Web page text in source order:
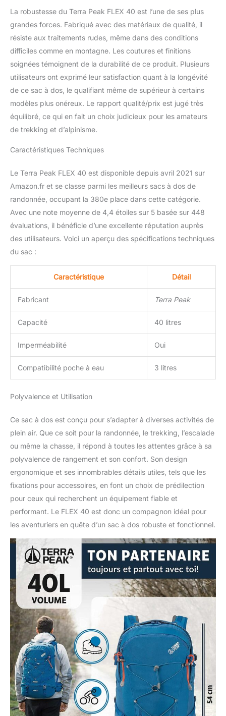
donc aussi pour l'école,
est possible d'y fixer des
bouteilles d'eau, des
bâtons de randonnée, un
casque de vélo, une
lampe de vélo, des
matelas de sol ou des
vestes. En cas de pluie,
le sac à dos est protégé
par un matériau
compartiment principal
spacieux avec ouverture
frontale et avec une
ouverture zippée sur un
large périmètre pour
faciliter le chargement et
la préparation du
principal peut être divisé.
On peut choisir entre un
compartiments. Un
pour les petits objets .
Notre sac à dos peut être
utilisé comme: sac à dos,
ski, trekking et vélo.
START-UP FEELING :
Conçu et développé en
proposer des produits
parfaits et d'excellente
qualité pour tes
prochaines aventures en
plein air, afin que tu
puisses profiter de
toutes tes randonnées
avec beaucoup de plaisir
et de joie.
La robustesse du Terra Peak FLEX 40 est l’une de ses plus
grandes forces. Fabriqué avec des matériaux de qualité, il
résiste aux traitements rudes, même dans des conditions
difficiles comme en montagne. Les coutures et finitions
soignées témoignent de la durabilité de ce produit. Plusieurs
utilisateurs ont exprimé leur satisfaction quant à la longévité
de ce sac à dos, le qualifiant même de supérieur à certains
modèles plus onéreux. Le rapport qualité/prix est jugé très
équilibré, ce qui en fait un choix judicieux pour les amateurs
de trekking et d’alpinisme.
Caractéristiques Techniques
Le Terra Peak FLEX 40 est disponible depuis avril 2021 sur
Amazon.fr et se classe parmi les meilleurs sacs à dos de
randonnée, occupant la 380e place dans cette catégorie.
Avec une note moyenne de 4,4 étoiles sur 5 basée sur 448
évaluations, il bénéficie d’une excellente réputation auprès
des utilisateurs. Voici un aperçu des spécifications techniques
du sac :
Caractéristique Détail
Fabricant Terra Peak
Capacité 40 litres
Imperméabilité Oui
Compatibilité poche à eau 3 litres
Polyvalence et Utilisation
Ce sac à dos est conçu pour s’adapter à diverses activités de
plein air. Que ce soit pour la randonnée, le trekking, l’escalade
ou même la chasse, il répond à toutes les attentes grâce à sa
polyvalence de rangement et son confort. Son design
ergonomique et ses innombrables détails utiles, tels que les
fixations pour accessoires, en font un choix de prédilection
pour ceux qui recherchent un équipement fiable et
performant. Le FLEX 40 est donc un compagnon idéal pour
les aventuriers en quête d’un sac à dos robuste et fonctionnel.